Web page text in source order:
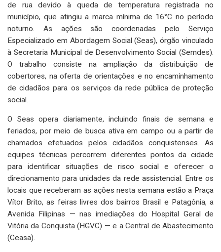
de rua devido à queda de temperatura registrada no
município, que atingiu a marca mínima de 16°C no período
noturno. As ações são coordenadas pelo Serviço
Especializado em Abordagem Social (Seas), órgão vinculado
à Secretaria Municipal de Desenvolvimento Social (Semdes).
O trabalho consiste na ampliação da distribuição de
cobertores, na oferta de orientações e no encaminhamento
de cidadãos para os serviços da rede pública de proteção
social.
O Seas opera diariamente, incluindo finais de semana e
feriados, por meio de busca ativa em campo ou a partir de
chamados efetuados pelos cidadãos conquistenses. As
equipes técnicas percorrem diferentes pontos da cidade
para identificar situações de risco social e oferecer o
direcionamento para unidades da rede assistencial. Entre os
locais que receberam as ações nesta semana estão a Praça
Vítor Brito, as feiras livres dos bairros Brasil e Patagônia, a
Avenida Filipinas — nas imediações do Hospital Geral de
Vitória da Conquista (HGVC) — e a Central de Abastecimento
(Ceasa).